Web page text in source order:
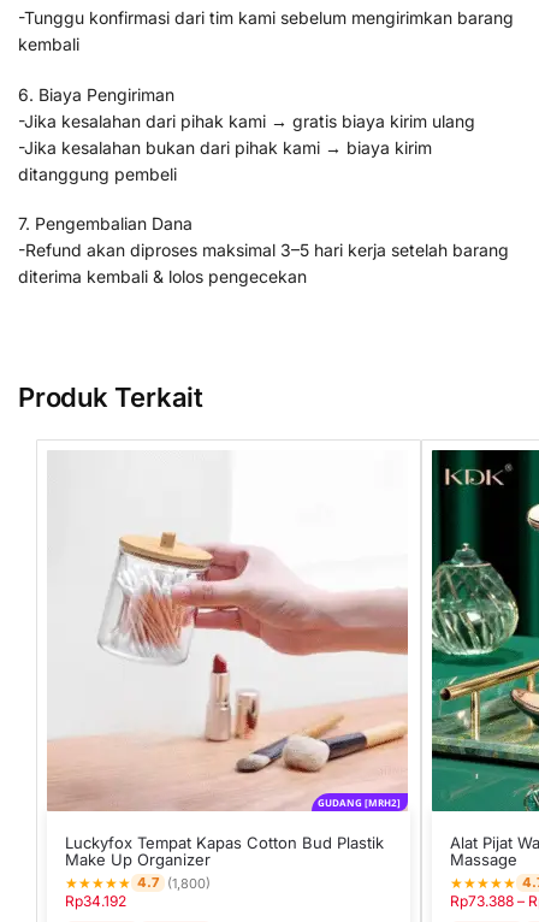
-Tunggu konfirmasi dari tim kami sebelum mengirimkan barang
kembali
6. Biaya Pengiriman
-Jika kesalahan dari pihak kami → gratis biaya kirim ulang
-Jika kesalahan bukan dari pihak kami → biaya kirim
ditanggung pembeli
7. Pengembalian Dana
-Refund akan diproses maksimal 3–5 hari kerja setelah barang
diterima kembali & lolos pengecekan
Produk Terkait
GUDANG [MRH2]
Luckyfox Tempat Kapas Cotton Bud Plastik
Make Up Organizer
★★★★★ 4.7 (1,800)
Rp34.192
Alat Pijat
Massage
★★★★★
Rp73.388 –